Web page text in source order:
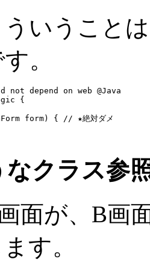
いうこと
。
depend on web @Java
{
form) { // ★絶対ダメ
クラス参
面が、B画
す。